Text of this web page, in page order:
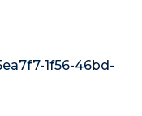
1f56-46bd-